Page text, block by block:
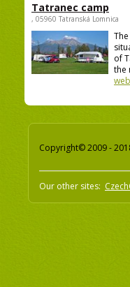
Tatranec camp
, 05960 Tatranská Lomnica
of
the
Copyright© 2009 -
Our other sites: